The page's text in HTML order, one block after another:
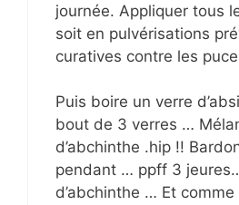
journée. Appliquer tous
soit en pulvérisations
curatives contre les
Puis boire un verre
bout de 3 verres …
d’abchinthe .hip !!
pendant … ppff 3
d’abchinthe … Et